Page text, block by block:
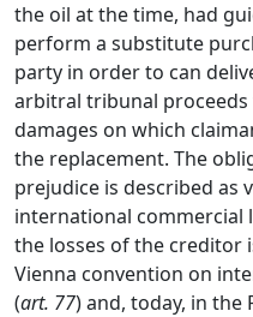
the oil at the time, had
perform a substitute
party in order to can
arbitral tribunal
damages on which
the replacement. The
prejudice is described as
international commercial
the losses of the creditor
Vienna convention on
(art. 77) and, today, in the